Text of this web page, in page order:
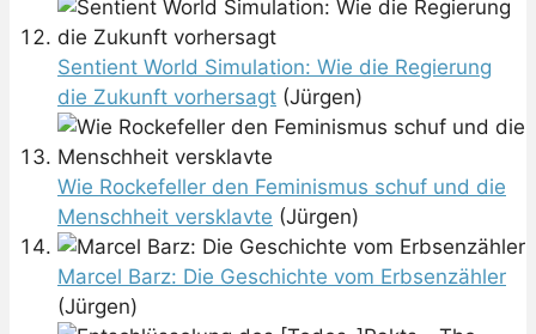
Sentient World Simulation: Wie die Regierung
die Zukunft vorhersagt (Jürgen)
Wie Rockefeller den Feminismus schuf und die
Menschheit versklavte (Jürgen)
Marcel Barz: Die Geschichte vom Erbsenzähler
(Jürgen)